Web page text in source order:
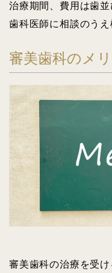
治療期間、費用は歯並
歯科医師に相談のうえ
審美歯科のメ
審美歯科の治療を受